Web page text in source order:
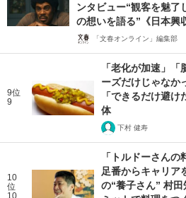
ンタビュー“観客を魅了
の想いを語る”《日本興
「文春オンライン」編集部
9位
9
「老化が加速」
ーズだけじゃな
「できるだけ避
体
下村 健寿
10
位
10
「トルドーさん
足番からキャリア
の“養子さん” 村